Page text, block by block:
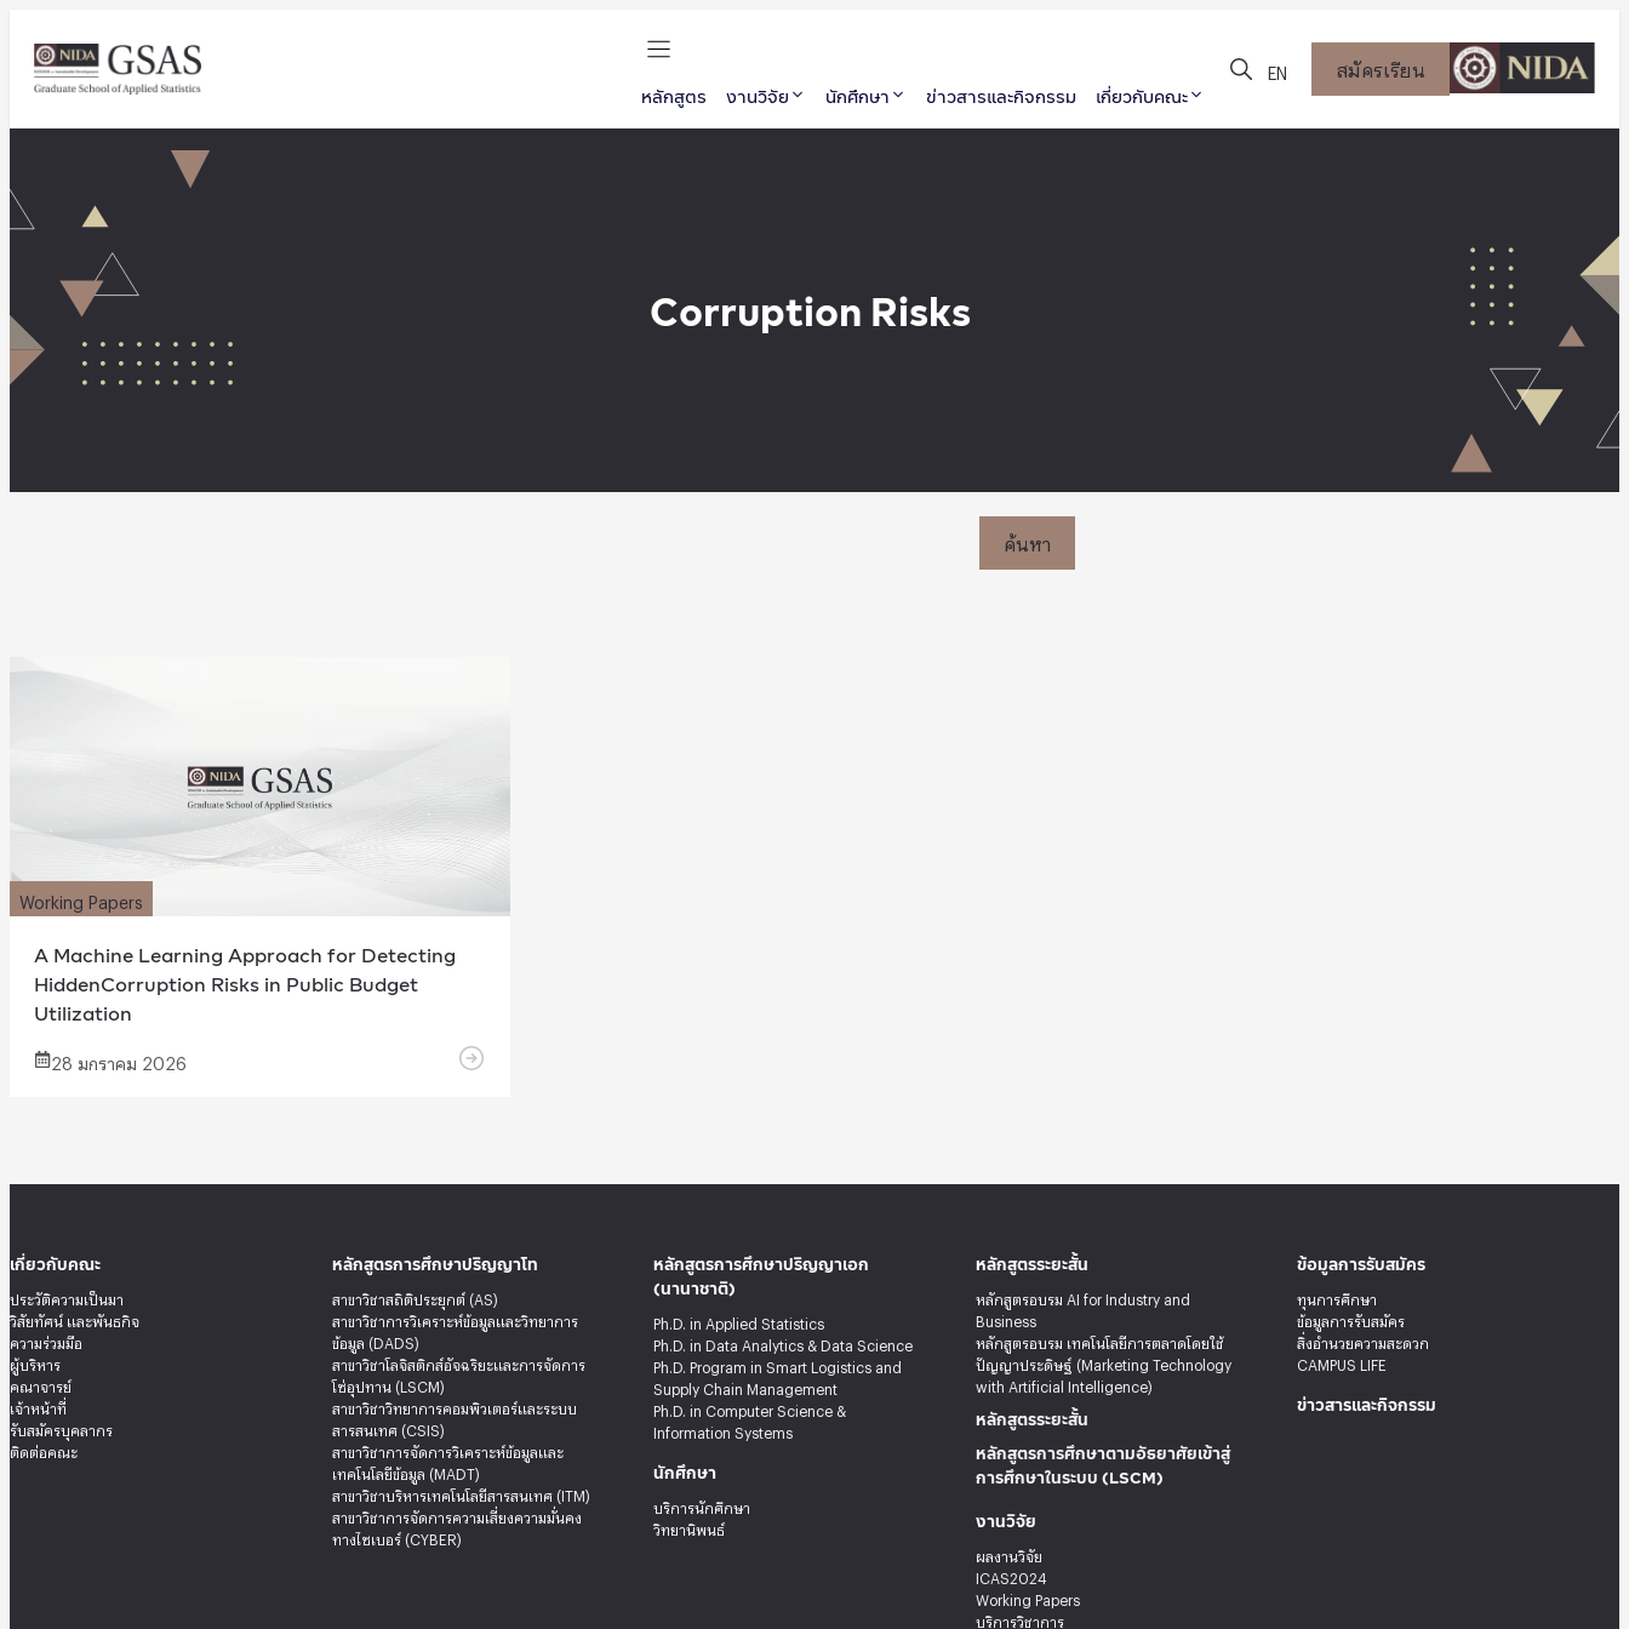
หลักสูตร งานวิจัย นักศึกษา ข่าวสารและกิจกรรม เกี่ยวกับคณะ
EN สมัครเรียน
Corruption Risks
ค้นหา
Working Papers
A Machine Learning Approach for Detecting
HiddenCorruption Risks in Public Budget
Utilization
28 มกราคม 2026
เกี่ยวกับคณะ
ประวัติความเป็นมา
วิสัยทัศน์ และพันธกิจ
ความร่วมมือ
ผู้บริหาร
คณาจารย์
เจ้าหน้าที่
รับสมัครบุคลากร
ติดต่อคณะ
หลักสูตรการศึกษาปริญญาโท
สาขาวิชาสถิติประยุกต์ (AS)
สาขาวิชาการวิเคราะห์ข้อมูลและวิทยาการ
ข้อมูล (DADS)
สาขาวิชาโลจิสติกส์อัจฉริยะและการจัดการ
โซ่อุปทาน (LSCM)
สาขาวิชาวิทยาการคอมพิวเตอร์และระบบ
สารสนเทศ (CSIS)
สาขาวิชาการจัดการวิเคราะห์ข้อมูลและ
เทคโนโลยีข้อมูล (MADT)
สาขาวิชาบริหารเทคโนโลยีสารสนเทศ (ITM)
สาขาวิชาการจัดการความเสี่ยงความมั่นคง
ทางไซเบอร์ (CYBER)
หลักสูตรการศึกษาปริญญาเอก
(นานาชาติ)
Ph.D. in Applied Statistics
Ph.D. in Data Analytics & Data Science
Ph.D. Program in Smart Logistics and
Supply Chain Management
Ph.D. in Computer Science &
Information Systems
นักศึกษา
บริการนักศึกษา
วิทยานิพนธ์
หลักสูตรระยะสั้น
หลักสูตรอบรม AI for Industry and
Business
หลักสูตรอบรม เทคโนโลยีการตลาดโดยใช้
ปัญญาประดิษฐ์ (Marketing Technology
with Artificial Intelligence)
หลักสูตรระยะสั้น
หลักสูตรการศึกษาตามอัธยาศัยเข้าสู่
การศึกษาในระบบ (LSCM)
งานวิจัย
ผลงานวิจัย
ICAS2024
Working Papers
บริการวิชาการ
ข้อมูลการรับสมัคร
ทุนการศึกษา
ข้อมูลการรับสมัคร
สิ่งอำนวยความสะดวก
CAMPUS LIFE
ข่าวสารและกิจกรรม